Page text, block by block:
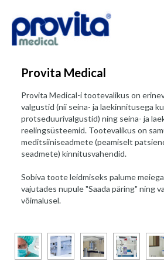
Provita Medical
Provita Medical-i tootevalikus on
valgustid (nii seina- ja laekinnitusega
protseduurivalgustid) ning seina- ja
reelingsüsteemid. Tootevalikus on
meditsiiniseadmete (peamiselt
seadmete) kinnitusvahendid.
Sobiva toote leidmiseks palume
vajutades nupule "Saada päring" ning
võimalusel.